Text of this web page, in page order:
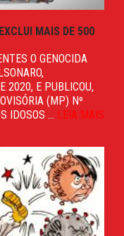
MAIS DE 500
O GENOCIDA
2020, E PUBLICOU,
(MP) Nº
IDOSOS ... LEIA MAIS